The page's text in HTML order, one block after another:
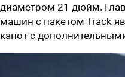
диаметром 21 дюйм.
машин с пакетом Track
капот с